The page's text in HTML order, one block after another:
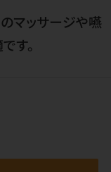
マッサージや嚥
す。